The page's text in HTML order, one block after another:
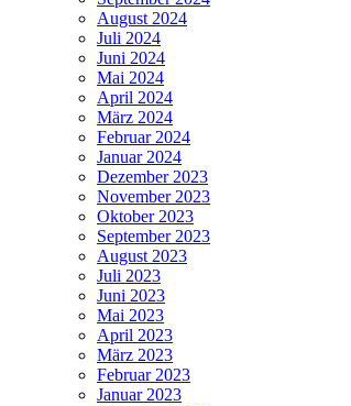
August 2024
Juli 2024
Juni 2024
Mai 2024
April 2024
März 2024
Februar 2024
Januar 2024
Dezember 2023
November 2023
Oktober 2023
September 2023
August 2023
Juli 2023
Juni 2023
Mai 2023
April 2023
März 2023
Februar 2023
Januar 2023